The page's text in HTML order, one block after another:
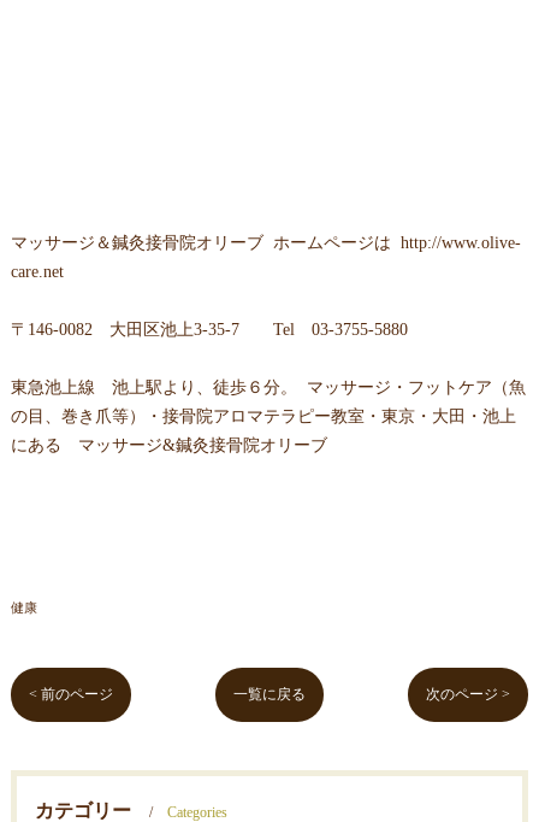
マッサージ＆鍼灸接骨院オリーブ ホームページは http://www.olive-
care.net
〒 146-0082 大田区池上3-35-7Tel 03-3755-5880
東急池上線 池上駅より、徒歩６分。 マッサージ・フットケア（魚
の目、巻き爪等）・接骨院アロマテラピー教室・東京・大田・池上
にある マッサージ&鍼灸接骨院オリーブ
健康
< 前のページ 一覧に戻る 次のページ >
カテゴリー Categories